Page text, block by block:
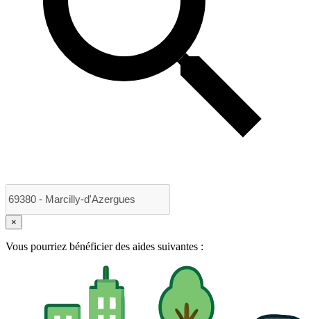
×
Vous pourriez bénéficier des aides suivantes :